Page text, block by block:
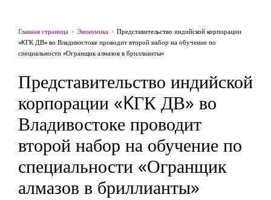
Главная страница Экономика
Представительство индийской корпорации
«KГК ДВ» во Владивостоке проводит второй набор на обучение по
специальности «Огранщик алмазов в бриллианты»
Представительство индийской
корпорации «KГК ДВ» во
Владивостоке проводит
второй набор на обучение по
специальности «Огранщик
алмазов в бриллианты»